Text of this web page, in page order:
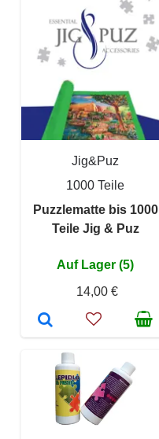
Jig&Puz
1000 Teile
Puzzlematte bis 1000
Teile Jig & Puz
Auf Lager (5)
14,00 €